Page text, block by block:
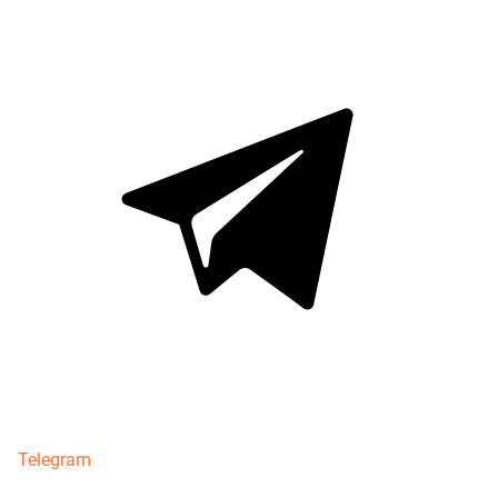
Telegram